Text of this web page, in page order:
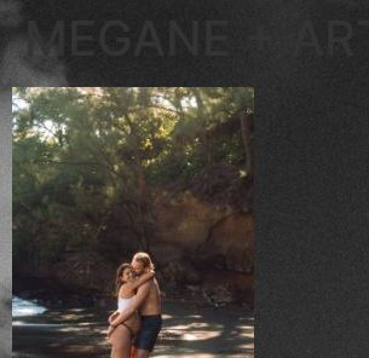
MEGANE +